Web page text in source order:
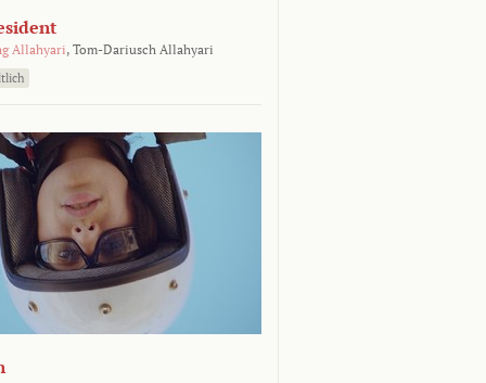
Allahyari, Tom-Dariusch Allahyari